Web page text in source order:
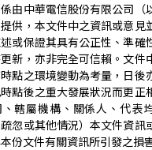
由中華電信股份有限公司（
供，本文件中之資訊或意見
或保證其具有公正性、準確
新，亦非完全可信賴。文件
點之環境變動為考量，日後
點後之重大發展狀況而更正
轄屬機構、關係人、代表
疏忽或其他情況）本文件資訊
份文件有關資訊所引發之損